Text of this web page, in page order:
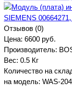
Отзывов (0)
Цена: 6600 руб.
Производитель:
Вес: 0.5 Кг
Количество на
на модель: WAS-